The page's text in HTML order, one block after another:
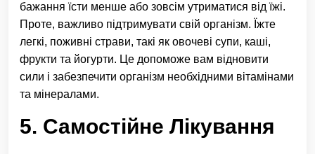
бажання їсти менше або зовсім утриматися від їжі.
Проте, важливо підтримувати свій організм. Їжте
легкі, поживні страви, такі як овочеві супи, каші,
фрукти та йогурти. Це допоможе вам відновити
сили і забезпечити організм необхідними вітамінами
та мінералами.
5. Самостійне Лікування